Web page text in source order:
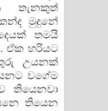
තැනකුත්
මුදුනේ
තමයි
ඒක හරියට
උයනක්
වගේම
තියෙනවා
තියෙන